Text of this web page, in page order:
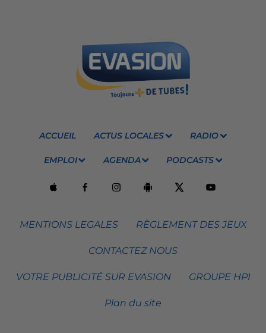
ACCUEIL ACTUS LOCALES RADIO
EMPLOI AGENDA PODCASTS
MENTIONS LEGALES RÈGLEMENT DES JEUX
CONTACTEZ NOUS
VOTRE PUBLICITÉ SUR EVASION GROUPE HPI
Plan du site